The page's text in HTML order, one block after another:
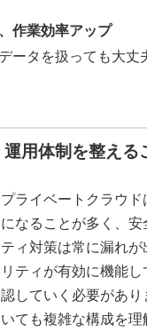
作業効率アップ
ータを扱っても大丈
用体制を整える
プライベートクラウ
になることが多く、安
ティ対策は常に漏れが
リティが有効に機能
認していく必要があ
いても複雑な構成を理